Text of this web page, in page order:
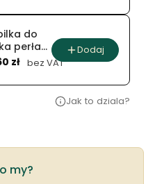
do
perła
szt.)
zł bez VAT
Dodaj
Jak to dziala?
my?